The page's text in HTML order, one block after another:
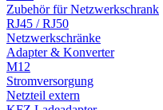
Zubehör für Netzwerkschrank
RJ45 / RJ50
Netzwerkschränke
Adapter & Konverter
M12
Stromversorgung
Netzteil extern